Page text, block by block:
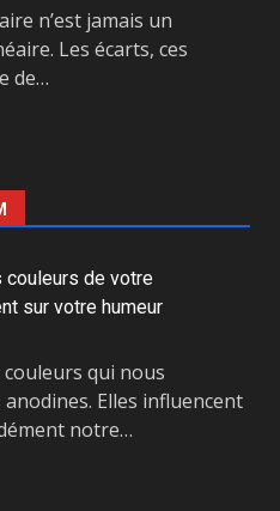
n’est jamais un
Les écarts, ces
de…
couleurs de votre
sur votre humeur
qui nous
Elles influencent
notre…